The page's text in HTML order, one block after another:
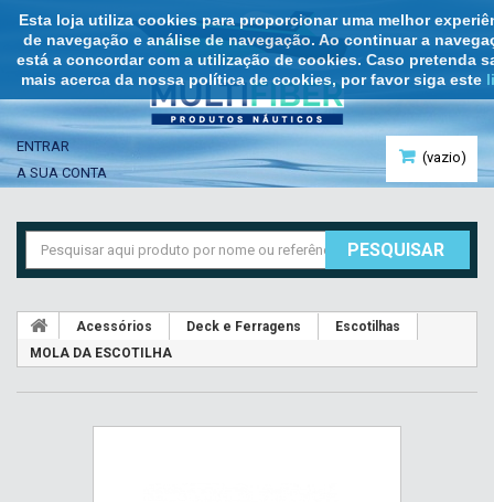
Esta loja utiliza cookies para proporcionar uma melhor
de navegação e análise de navegação. Ao continuar a
está a concordar com a utilização de cookies. Caso pretenda
mais acerca da nossa política de cookies, por favor siga este
(vazio)
ENTRAR
A SUA CONTA
PESQUISAR
Acessórios Deck e Ferragens
Escotilhas
MOLA DA ESCOTILHA